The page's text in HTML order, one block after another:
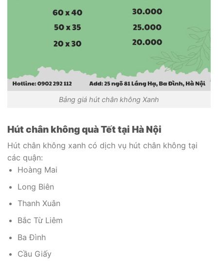
Bảng giá hút chân không Xanh
Hút chân không quà Tết tại Hà Nội
Hút chân không xanh có dịch vụ hút chân không tại
các quận:
Hoàng Mai
Long Biên
Thanh Xuân
Bắc Từ Liêm
Ba Đình
Cầu Giấy